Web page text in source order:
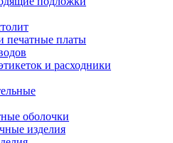
печатные платы
и расходники
оболочки
изделия